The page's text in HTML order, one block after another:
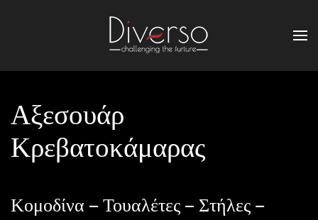
Αξεσουάρ
Κρεβατοκάμαρας
Κομοδίνα – Τουαλέτες – Στήλες –